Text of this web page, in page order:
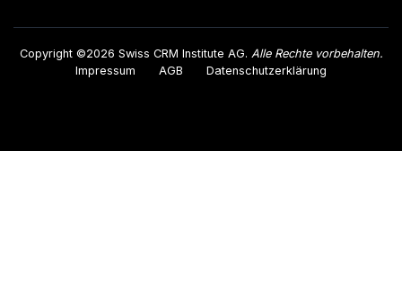
Copyright ©2026 Swiss CRM Institute AG. Alle Rechte vorbehalten.
Impressum
AGB Datenschutzerklärung